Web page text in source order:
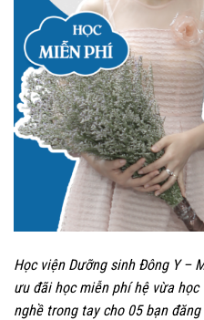
Học viện Dưỡng sinh Đông Y –
ưu đãi học miễn phí hệ vừa
nghề trong tay cho 05 bạn đăng